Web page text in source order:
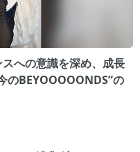
への意識を深め、成長
のBEYOOOOONDS”の